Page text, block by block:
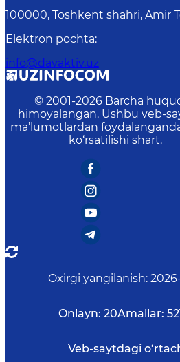
100000, Toshkent shahri, Amir
Elektron pochta:
info@davaktiv.uz
© 2001-2026 Barcha
himoyalangan. Ushbu veb-
ma’lumotlardan
ko‘rsatilishi shart.
Oxirgi yangilanish:
Onlayn: 20Amallar: 52
Veb-saytdagi